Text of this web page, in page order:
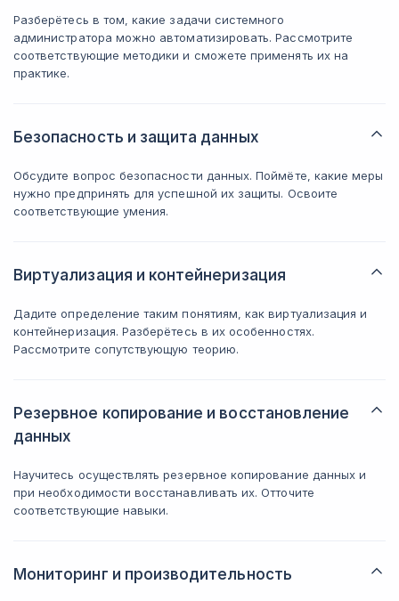
Разберётесь в том, какие задачи системного
администратора можно автоматизировать. Рассмотрите
соответствующие методики и сможете применять их на
практике.
Безопасность и защита данных
Обсудите вопрос безопасности данных. Поймёте, какие меры
нужно предпринять для успешной их защиты. Освоите
соответствующие умения.
Виртуализация и контейнеризация
Дадите определение таким понятиям, как виртуализация и
контейнеризация. Разберётесь в их особенностях.
Рассмотрите сопутствующую теорию.
Резервное копирование и восстановление
данных
Научитесь осуществлять резервное копирование данных и
при необходимости восстанавливать их. Отточите
соответствующие навыки.
Мониторинг и производительность